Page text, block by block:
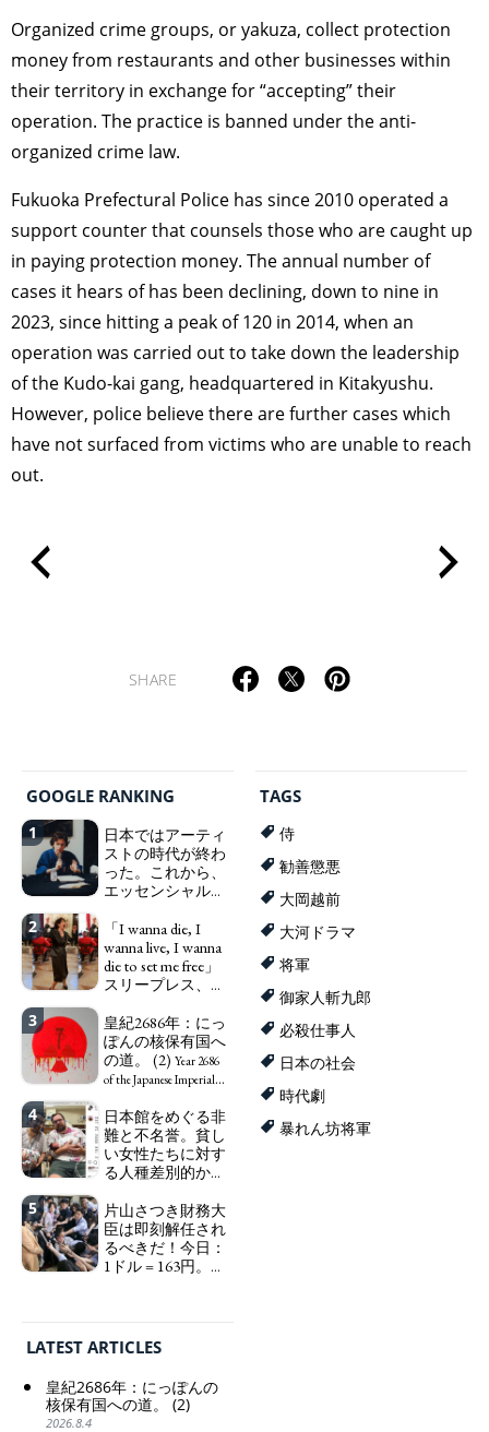
Organized crime groups, or yakuza, collect protection
money from restaurants and other businesses within
their territory in exchange for “accepting” their
operation. The practice is banned under the anti-
organized crime law.
Fukuoka Prefectural Police has since 2010 operated a
support counter that counsels those who are caught up
in paying protection money. The annual number of
cases it hears of has been declining, down to nine in
2023, since hitting a peak of 120 in 2014, when an
operation was carried out to take down the leadership
of the Kudo-kai gang, headquartered in Kitakyushu.
However, police believe there are further cases which
have not surfaced from victims who are unable to reach
out.
SHARE
GOOGLE RANKING
1
日本ではアーティ
ストの時代が終わ
った。これから、
エッセンシャルワ
ワーカー、ソーシ
ャルワーカーと同
じ、アートワーカ
ーになる。We have
word "artist" into the
word "Art Worker"
(similar to "Essential
Worker", "Sex Worker" or
2
「I wanna die, I
wanna live, I wanna
die to set me free」
スリープレス、セ
で、自己憐憫に浸
る日本人女性サナ
エ：道標としての
破壊。"I wanna die, I
set me free" - Sanae, a
Japanese woman who is
sleepless, sexless, depressive
and wallowing in self-
guidepost.
3
皇紀2686年：にっ
ぽんの核保有国へ
の道。 (2) Year 2686
of the Japanese Imperial
Becoming a Nuclear
Power. (2)
4
日本館をめぐる非
難と不名誉。貧し
い女性たちに対す
る人種差別的かつ
取。保守的な日本
の家父長制の強
化。戸籍制度の強
化。差別的な血統
Pavilion. Racist and
colonial exploitation of
Strengthening of
conservative Japanese
5
片山さつき財務大
臣は即刻解任され
るべきだ！今日：
1ドル = 163円。に
相「円安で外為特
会ホクホク」 為
替メリットを強調
Finance Minister
KATAYAMA Satsuki
TAGS
侍
勧善懲悪
大岡越前
大河ドラマ
将軍
御家人斬九郎
必殺仕事人
日本の社会
時代劇
暴れん坊将軍
LATEST ARTICLES
皇紀2686年：にっぽんの
核保有国への道。 (2)
2026.8.4